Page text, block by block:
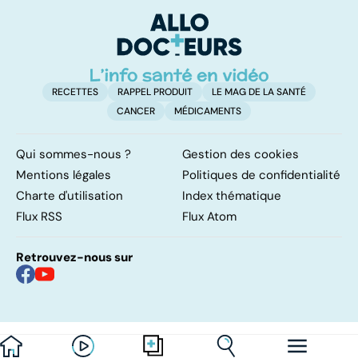
ventre plat
RECETTES RAPPEL PRODUIT
LE MAG DE LA SANTÉ
CANCER
MÉDICAMENTS
Qui sommes-nous ?
Gestion des cookies
Mentions légales
Politiques de confidentialité
Charte d'utilisation
Index thématique
Flux RSS
Flux Atom
Retrouvez-nous sur